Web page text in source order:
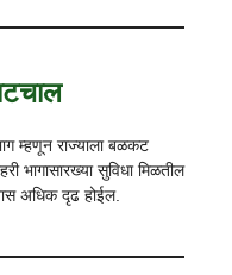
म्हणून राज्याला बळकट
भागासारख्या सुविधा मिळतील
अधिक दृढ होईल.